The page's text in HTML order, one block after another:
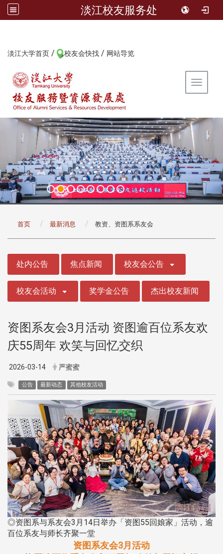
淡江校友服务处
淡江大学首页 / 校友会快找 / 网站导览
Toggle
首页 最新消息 教资、资图系系友会
处内公告 焦点新闻 校友会公告
校友会活动 奖学金公告 杰出校友新闻
资图系友会3月活动 资图逾百位系友欢
庆55周年 欢笑与回忆交织
2026-03-14 严蜜蜜
公告 最新动态 其他校友活动
◎资图系与系友会3月14日举办「资图55回娘家」活动，逾
百位系友与师长齐聚一堂
资图系友会3月活动